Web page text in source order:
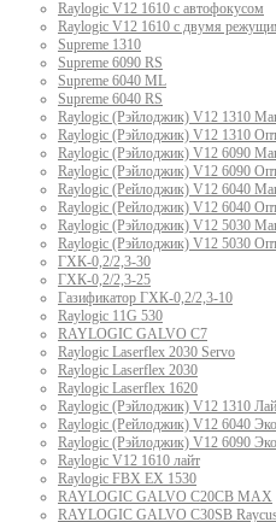
Raylogic V12 1610 с автофокусом
Raylogic V12 1610 с двумя
Supreme 1310
Supreme 6090 RS
Supreme 6040 ML
Supreme 6040 RS
Raylogic (Рэйлоджик) V12 1310
Raylogic (Рэйлоджик) V12 1310
Raylogic (Рэйлоджик) V12 6090
Raylogic (Рэйлоджик) V12 6090
Raylogic (Рейлоджик) V12 6040
Raylogic (Рейлоджик) V12 6040
Raylogic (Рэйлоджик) V12 5030
Raylogic (Рэйлоджик) V12 5030
ГХК-0,2/2,3-30
ГХК-0,2/2,3-25
Газификатор ГХК-0,2/2,3-10
Raylogic 11G 530
RAYLOGIC GALVO С7
Raylogic Laserflex 2030 Servo
Raylogic Laserflex 2030
Raylogic Laserflex 1620
Raylogic (Рэйлоджик) V12 1310
Raylogic (Рейлоджик) V12 6040
Raylogic (Рэйлоджик) V12 6090
Raylogic V12 1610 лайт
Raylogic FBX EX 1530
RAYLOGIC GALVO С20CB MAX
RAYLOGIC GALVO С30SB